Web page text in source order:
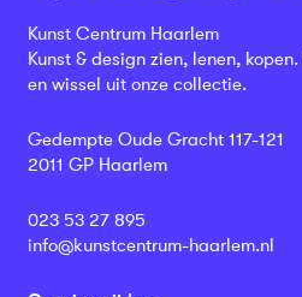
Kunst Centrum Haarlem
Kunst & design zien, lenen,
en wissel uit onze collectie.
Gedempte Oude Gracht 117-121
2011 GP Haarlem
023 53 27 895
info@kunstcentrum-haarlem.nl